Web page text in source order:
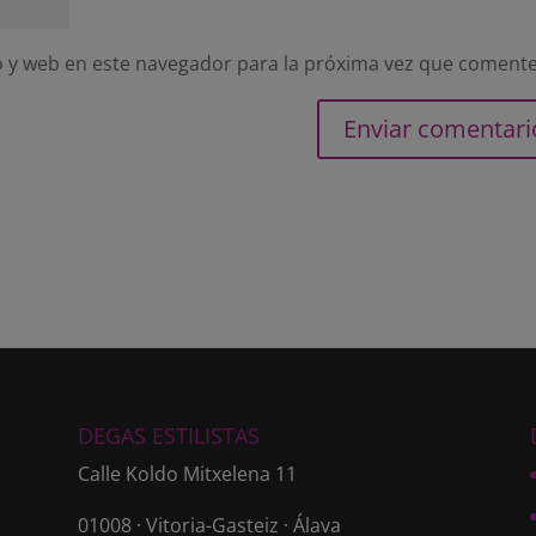
web en este navegador para la próxima vez que
DEGAS ESTILISTAS
Calle Koldo Mitxelena 11
01008 · Vitoria-Gasteiz · Álava